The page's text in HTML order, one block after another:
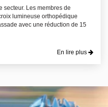
secteur. Les membres de
lumineuse orthopédique
avec une réduction de 15
En lire plus